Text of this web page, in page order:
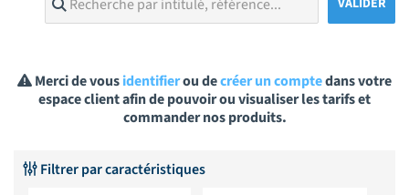
Merci de vousidentifierou decréer un comptedans votre
espace client afin de pouvoir ou visualiser les tarifs et
commander nos produits.
Filtrer par caractéristiques